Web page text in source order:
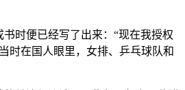
时便已经写了出来：“现在我授权
时在国人眼里，女排、乒乓球队和